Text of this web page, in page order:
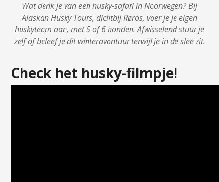
Wat denk je van een husky-safari in Noorwegen? Bij
Alaskan Husky Tours, dichtbij Røros, voer je je eigen
huskyteam aan, met 5 of 6 honden. Afwisselend stuur je
zelf of beleef je dit winteravontuur terwijl je in de slee zit.
Check het husky-filmpje!